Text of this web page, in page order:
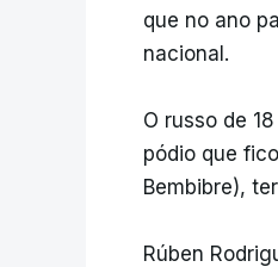
que no ano
nacional.
O russo de
pódio que
Bembibre),
Rúben